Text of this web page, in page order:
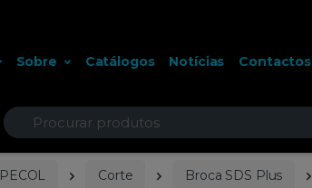
Sobre Catálogos Notícias Contactos
Procurar
PECOL Corte Broca SDS Plus